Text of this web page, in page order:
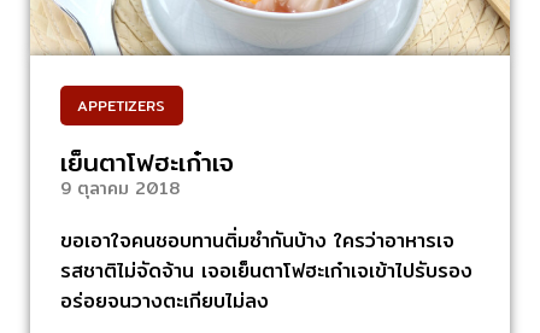
APPETIZERS
เย็นตาโฟฮะเก๋าเจ
9 ตุลาคม 2018
ขอเอาใจคนชอบทานติ่มซํากันบ้าง ใครว่าอาหารเจ
รสชาติไม่จัดจ้าน เจอเย็นตาโฟฮะเก๋าเจเข้าไปรับรอง
อร่อยจนวางตะเกียบไม่ลง